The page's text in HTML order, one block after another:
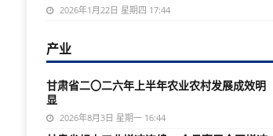
2026年1月22日 星期四 17:44
产业
甘肃省二〇二六年上半年农业农村发展成效明
显
2026年8月3日 星期一 16:44